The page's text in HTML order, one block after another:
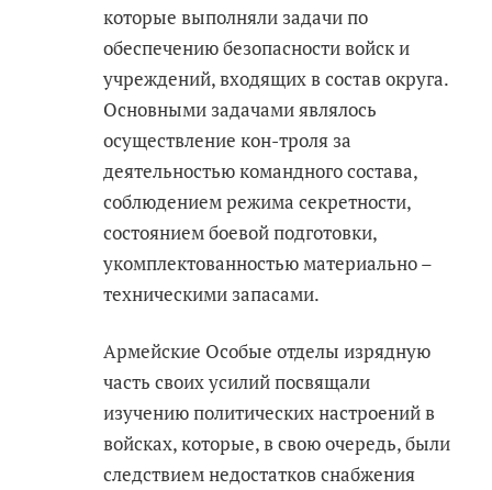
которые выполняли задачи по
обеспечению безопасности войск и
учреждений, входящих в состав округа.
Основными задачами являлось
осуществление кон-троля за
деятельностью командного состава,
соблюдением режима секретности,
состоянием боевой подготовки,
укомплектованностью материально –
техническими запасами.
Армейские Особые отделы изрядную
часть своих усилий посвящали
изучению политических настроений в
войсках, которые, в свою очередь, были
следствием недостатков снабжения